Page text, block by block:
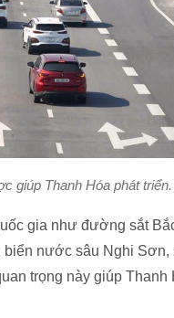
giúp Thanh Hóa phát
gia như đường sắt
nước sâu Nghi Sơn,
trọng này giúp Thanh